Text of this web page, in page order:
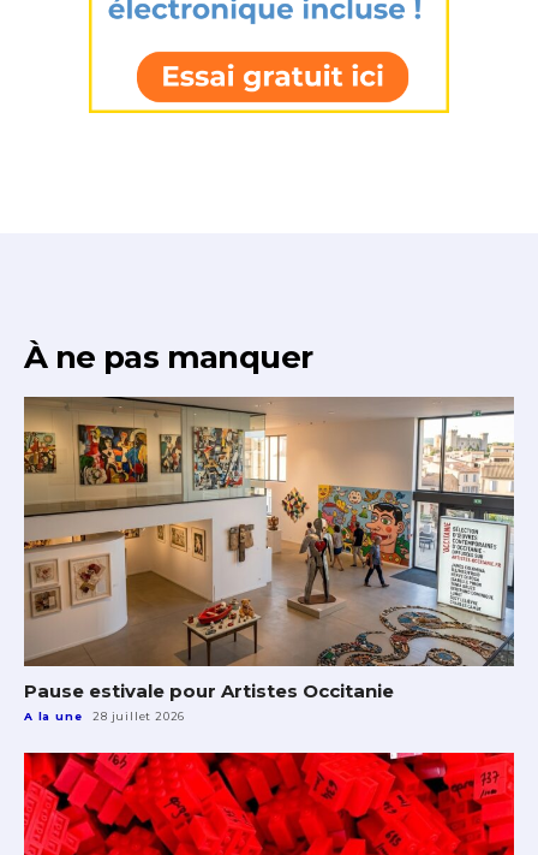
À ne pas manquer
Pause estivale pour Artistes Occitanie
A la une 28 juillet 2026